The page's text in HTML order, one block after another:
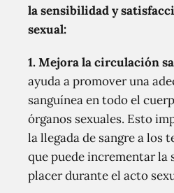
la sensibilidad y
sexual:
1. Mejora la circulación
ayuda a promover una
sanguínea en todo el
órganos sexuales. Esto
la llegada de sangre a los
que puede incrementar la
placer durante el acto